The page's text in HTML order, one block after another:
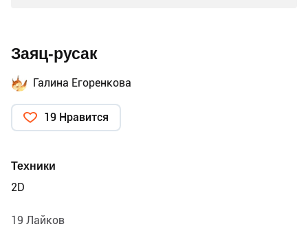
Заяц-русак
Галина Егоренкова
19 Нравится
Техники
2D
19 Лайков